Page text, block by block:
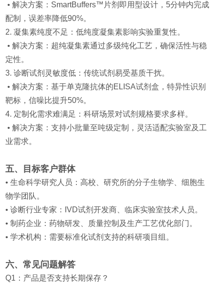
• 解决方案：SmartBuffers™片剂即用型设计，5分钟内完成
配制，误差率降低90%。
2. 凝集素纯度不足：低纯度凝集素影响实验重复性。
• 解决方案：超纯凝集素通过多级纯化工艺，确保活性与稳
定性。
3. 诊断试剂灵敏度低：传统试剂易受基质干扰。
• 解决方案：基于单克隆抗体的ELISA试剂盒，特异性识别
靶标，信噪比提升50%。
4. 定制化需求难满足：科研场景对试剂规格要求多样。
• 解决方案：支持小批量至吨级定制，灵活适配实验室及工
业需求。
五、目标客户群体
• 生命科学研究人员：高校、研究所的分子生物学、细胞生
物学团队。
• 诊断行业专家：IVD试剂开发商、临床实验室技术人员。
• 制药企业：药物研发、质量控制及生产工艺优化部门。
• 学术机构：需要标准化试剂支持的科研项目组。
六、常见问题解答
Q1：产品是否支持长期保存？